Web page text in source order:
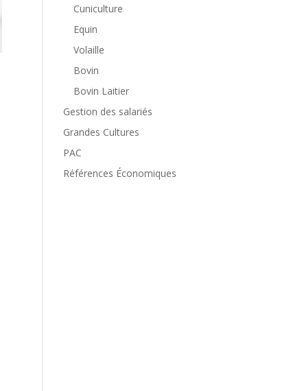
Cuniculture
Equin
Volaille
Bovin
Bovin Laitier
Gestion des salariés
Grandes Cultures
PAC
Références Économiques